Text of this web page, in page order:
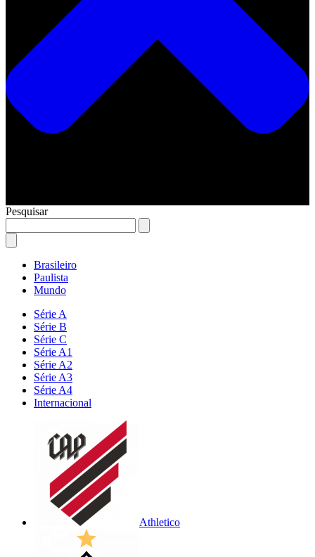
Pesquisar
Brasileiro
Paulista
Mundo
Série A
Série B
Série C
Série A1
Série A2
Série A3
Série A4
Internacional
Athletico